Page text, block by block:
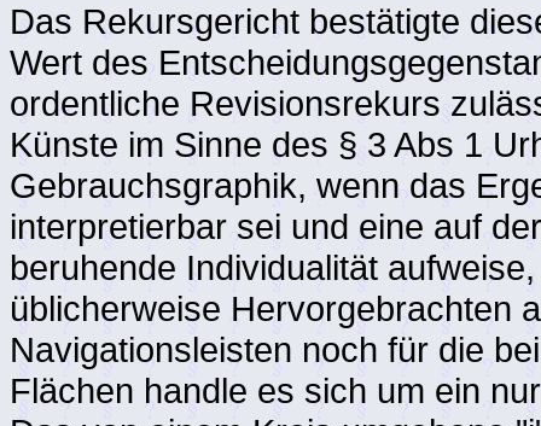
Das Rekursgericht bestätigte
Wert des
ordentliche Revisionsrekurs
Künste im Sinne des § 3 Abs 1
Gebrauchsgraphik, wenn das
interpretierbar sei und eine auf
beruhende Individualität
üblicherweise Hervorgebrachten
Navigationsleisten noch für die
Flächen handle es sich um ein